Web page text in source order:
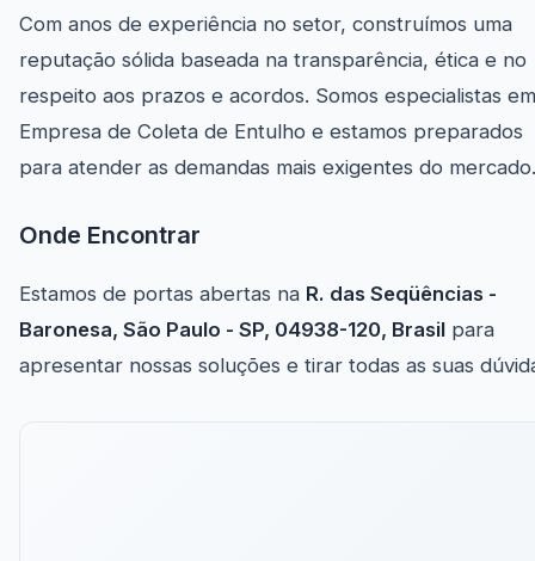
Com anos de experiência no setor, construímos uma
reputação sólida baseada na transparência, ética e no
respeito aos prazos e acordos. Somos especialistas em
Empresa de Coleta de Entulho e estamos preparados
para atender as demandas mais exigentes do mercado.
Onde Encontrar
Estamos de portas abertas na R. das Seqüências -
Baronesa, São Paulo - SP, 04938-120, Brasil para
apresentar nossas soluções e tirar todas as suas